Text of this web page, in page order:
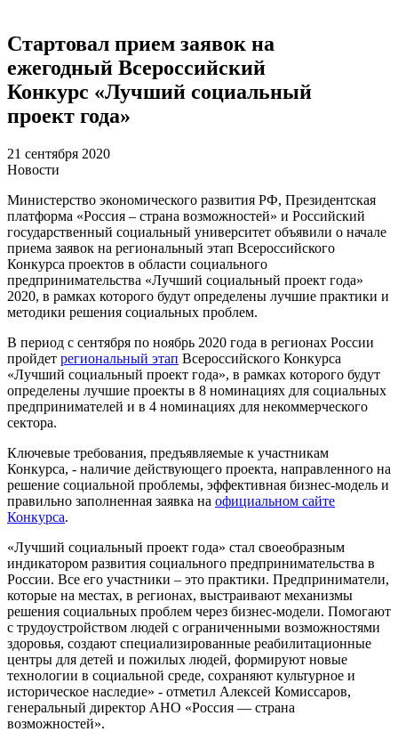
Стартовал прием заявок на
ежегодный Всероссийский
Конкурс «Лучший социальный
проект года»
21 сентября 2020
Новости
Министерство экономического развития РФ, Президентская
платформа «Россия – страна возможностей» и Российский
государственный социальный университет объявили о начале
приема заявок на региональный этап Всероссийского
Конкурса проектов в области социального
предпринимательства «Лучший социальный проект года»
2020, в рамках которого будут определены лучшие практики и
методики решения социальных проблем.
В период с сентября по ноябрь 2020 года в регионах России
пройдет региональный этап Всероссийского Конкурса
«Лучший социальный проект года», в рамках которого будут
определены лучшие проекты в 8 номинациях для социальных
предпринимателей и в 4 номинациях для некоммерческого
сектора.
Ключевые требования, предъявляемые к участникам
Конкурса, - наличие действующего проекта, направленного на
решение социальной проблемы, эффективная бизнес-модель и
правильно заполненная заявка на официальном сайте
Конкурса.
«Лучший социальный проект года» стал своеобразным
индикатором развития социального предпринимательства в
России. Все его участники – это практики. Предприниматели,
которые на местах, в регионах, выстраивают механизмы
решения социальных проблем через бизнес-модели. Помогают
с трудоустройством людей с ограниченными возможностями
здоровья, создают специализированные реабилитационные
центры для детей и пожилых людей, формируют новые
технологии в социальной среде, сохраняют культурное и
историческое наследие» - отметил Алексей Комиссаров,
генеральный директор АНО «Россия — страна
возможностей».